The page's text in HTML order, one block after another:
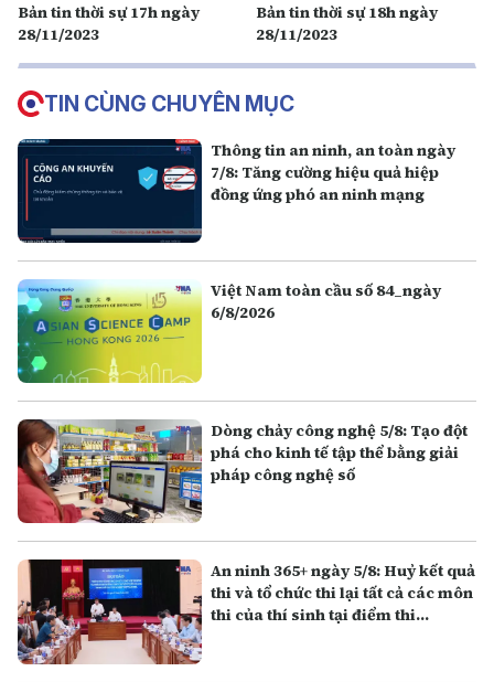
Bản tin thời sự 17h ngày
28/11/2023
Bản tin thời sự 18h ngày
28/11/2023
TIN CÙNG CHUYÊN MỤC
Thông tin an ninh, an toàn ngày
7/8: Tăng cường hiệu quả hiệp
đồng ứng phó an ninh mạng
Việt Nam toàn cầu số 84_ngày
6/8/2026
Dòng chảy công nghệ 5/8: Tạo đột
phá cho kinh tế tập thể bằng giải
pháp công nghệ số
An ninh 365+ ngày 5/8: Huỷ kết quả
thi và tổ chức thi lại tất cả các môn
thi của thí sinh tại điểm thi